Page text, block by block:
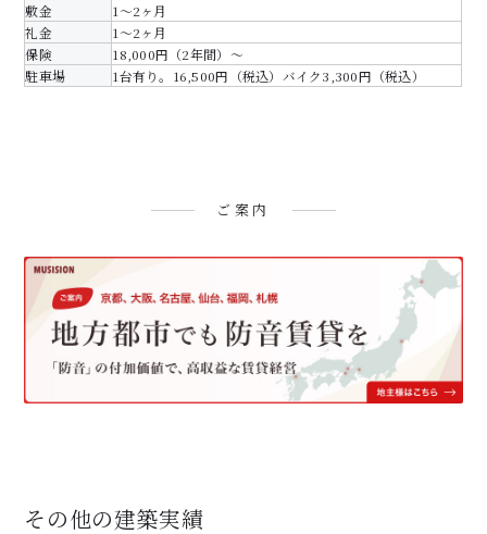
敷金
1～2ヶ月
礼金
1～2ヶ月
保険
18,000円（2年間）～
駐車場
1台有り。16,500円（税込）バイク3,300円（税込）
ご案内
その他の建築実績